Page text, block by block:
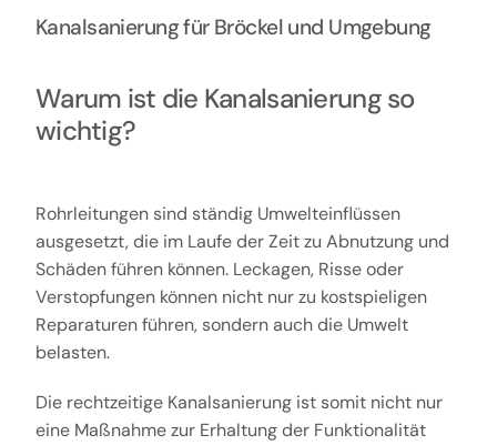
Kanalsanierung für Bröckel und Umgebung
Warum ist die Kanalsanierung so
wichtig?
Rohrleitungen sind ständig Umwelteinflüssen
ausgesetzt, die im Laufe der Zeit zu Abnutzung und
Schäden führen können. Leckagen, Risse oder
Verstopfungen können nicht nur zu kostspieligen
Reparaturen führen, sondern auch die Umwelt
belasten.
Die rechtzeitige Kanalsanierung ist somit nicht nur
eine Maßnahme zur Erhaltung der Funktionalität